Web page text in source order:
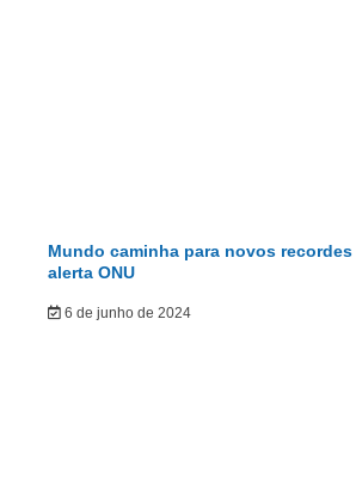
Mundo caminha para novos recordes
alerta ONU
6 de junho de 2024